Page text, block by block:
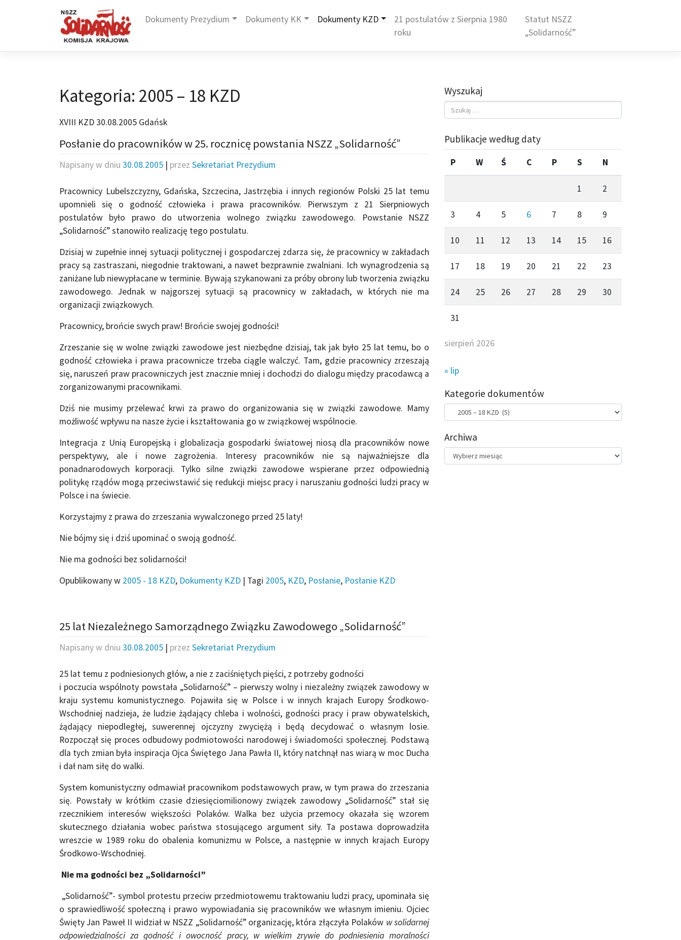
Dokumenty Prezydium Dokumenty KK Dokumenty KZD
21 postulatów z Sierpnia 1980
roku
Statut NSZZ
„Solidarność”
Kategoria: 2005 – 18 KZD
XVIII KZD 30.08.2005 Gdańsk
Posłanie do pracowników w 25. rocznicę powstania NSZZ „Solidarność”
Napisany w dniu 30.08.2005 | przez Sekretariat Prezydium
Pracownicy Lubelszczyzny, Gdańska, Szczecina, Jastrzębia i innych regionów Polski 25 lat temu
upomnieli się o godność człowieka i prawa pracowników. Pierwszym z 21 Sierpniowych
postulatów było prawo do utworzenia wolnego związku zawodowego. Powstanie NSZZ
„Solidarność” stanowiło realizację tego postulatu.
Dzisiaj w zupełnie innej sytuacji politycznej i gospodarczej zdarza się, że pracownicy w zakładach
pracy są zastraszani, niegodnie traktowani, a nawet bezprawnie zwalniani. Ich wynagrodzenia są
zaniżane lub niewypłacane w terminie. Bywają szykanowani za próby obrony lub tworzenia związku
zawodowego. Jednak w najgorszej sytuacji są pracownicy w zakładach, w których nie ma
organizacji związkowych.
Pracownicy, brońcie swych praw! Brońcie swojej godności!
Zrzeszanie się w wolne związki zawodowe jest niezbędne dzisiaj, tak jak było 25 lat temu, bo o
godność człowieka i prawa pracownicze trzeba ciągle walczyć. Tam, gdzie pracownicy zrzeszają
się, naruszeń praw pracowniczych jest znacznie mniej i dochodzi do dialogu między pracodawcą a
zorganizowanymi pracownikami.
Dziś nie musimy przelewać krwi za prawo do organizowania się w związki zawodowe. Mamy
możliwość wpływu na nasze życie i kształtowania go w związkowej wspólnocie.
Integracja z Unią Europejską i globalizacja gospodarki światowej niosą dla pracowników nowe
perspektywy, ale i nowe zagrożenia. Interesy pracowników nie są najważniejsze dla
ponadnarodowych korporacji. Tylko silne związki zawodowe wspierane przez odpowiednią
politykę rządów mogą przeciwstawić się redukcji miejsc pracy i naruszaniu godności ludzi pracy w
Polsce i na świecie.
Korzystajmy z prawa do zrzeszania wywalczonego przed 25 laty!
Nie bójmy się i dziś upominać o swoją godność.
Nie ma godności bez solidarności!
Opublikowany w 2005 - 18 KZD, Dokumenty KZD | Tagi 2005, KZD, Posłanie, Posłanie KZD
25 lat Niezależnego Samorządnego Związku Zawodowego „Solidarność”
Napisany w dniu 30.08.2005 | przez Sekretariat Prezydium
25 lat temu z podniesionych głów, a nie z zaciśniętych pięści, z potrzeby godności
i poczucia wspólnoty powstała „Solidarność” – pierwszy wolny i niezależny związek zawodowy w
kraju systemu komunistycznego. Pojawiła się w Polsce i w innych krajach Europy Środkowo-
Wschodniej nadzieja, że ludzie żądający chleba i wolności, godności pracy i praw obywatelskich,
żądający niepodległej, suwerennej ojczyzny zwyciężą i będą decydować o własnym losie.
Rozpoczął się proces odbudowy podmiotowości narodowej i świadomości społecznej. Podstawą
dla tych zmian była inspiracja Ojca Świętego Jana Pawła II, który natchnął nas wiarą w moc Ducha
i dał nam siłę do walki.
System komunistyczny odmawiał pracownikom podstawowych praw, w tym prawa do zrzeszania
się. Powstały w krótkim czasie dziesięciomilionowy związek zawodowy „Solidarność” stał się
rzecznikiem interesów większości Polaków. Walka bez użycia przemocy okazała się wzorem
skutecznego działania wobec państwa stosującego argument siły. Ta postawa doprowadziła
wreszcie w 1989 roku do obalenia komunizmu w Polsce, a następnie w innych krajach Europy
Środkowo-Wschodniej.
Nie ma godności bez „Solidarności”
„Solidarność”- symbol protestu przeciw przedmiotowemu traktowaniu ludzi pracy, upominała się
o sprawiedliwość społeczną i prawo wypowiadania się pracowników we własnym imieniu. Ojciec
Święty Jan Paweł II widział w NSZZ „Solidarność” organizację, która złączyła Polaków w solidarnej
odpowiedzialności za godność i owocność pracy, w wielkim zrywie do podniesienia moralności
Wyszukaj
Publikacje według daty
sierpień 2026
P W Ś C P S N
1 2
3 4 5 6 7 8 9
10 11 12 13 14 15 16
17 18 19 20 21 22 23
24 25 26 27 28 29 30
31
« lip
Kategorie dokumentów
Kategorie
dokumentów
Archiwa
Archiwa